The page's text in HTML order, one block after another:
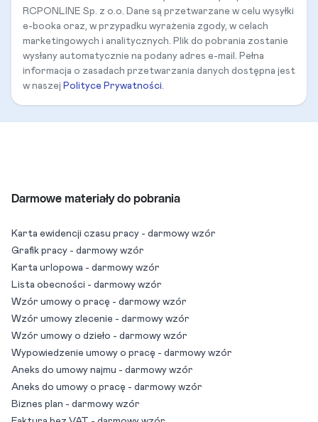
RCPONLINE Sp. z o.o. Dane są przetwarzane w celu wysyłki
e-booka oraz, w przypadku wyrażenia zgody, w celach
marketingowych i analitycznych. Plik do pobrania zostanie
wysłany automatycznie na podany adres e-mail. Pełna
informacja o zasadach przetwarzania danych dostępna jest
w naszej Polityce Prywatności.
Darmowe materiały do pobrania
Karta ewidencji czasu pracy - darmowy wzór
Grafik pracy - darmowy wzór
Karta urlopowa - darmowy wzór
Lista obecności - darmowy wzór
Wzór umowy o pracę - darmowy wzór
Wzór umowy zlecenie - darmowy wzór
Wzór umowy o dzieło - darmowy wzór
Wypowiedzenie umowy o pracę - darmowy wzór
Aneks do umowy najmu - darmowy wzór
Aneks do umowy o pracę - darmowy wzór
Biznes plan - darmowy wzór